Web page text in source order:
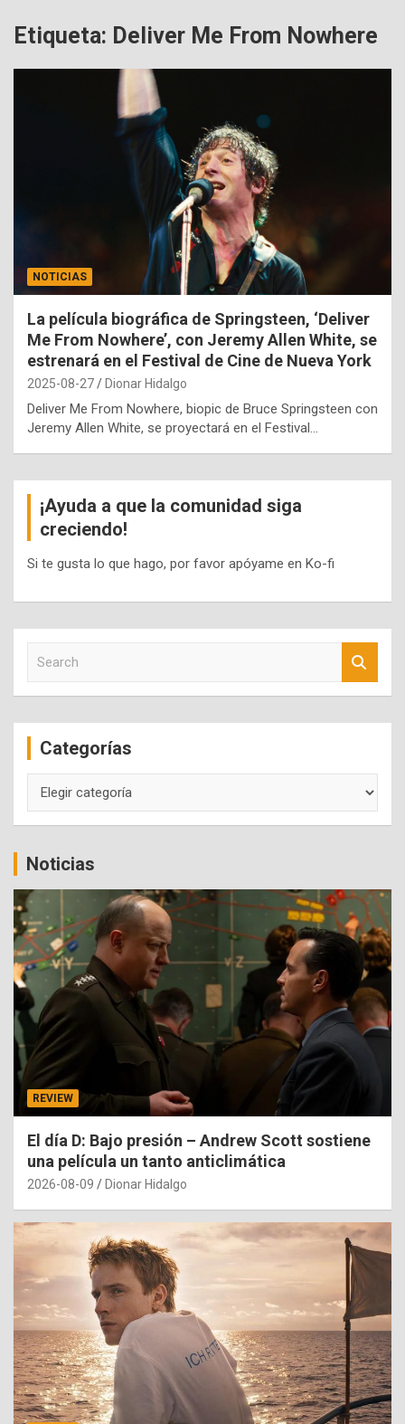
Etiqueta: Deliver Me From Nowhere
NOTICIAS
La película biográfica de Springsteen, ‘Deliver
Me From Nowhere’, con Jeremy Allen White, se
estrenará en el Festival de Cine de Nueva York
2025-08-27 Dionar Hidalgo
Deliver Me From Nowhere, biopic de Bruce Springsteen con
Jeremy Allen White, se proyectará en el Festival…
¡Ayuda a que la comunidad siga
creciendo!
Si te gusta lo que hago, por favor apóyame en Ko-fi
c
Categorías
Noticias
REVIEW
El día D: Bajo presión – Andrew Scott sostiene
una película un tanto anticlimática
2026-08-09 Dionar Hidalgo